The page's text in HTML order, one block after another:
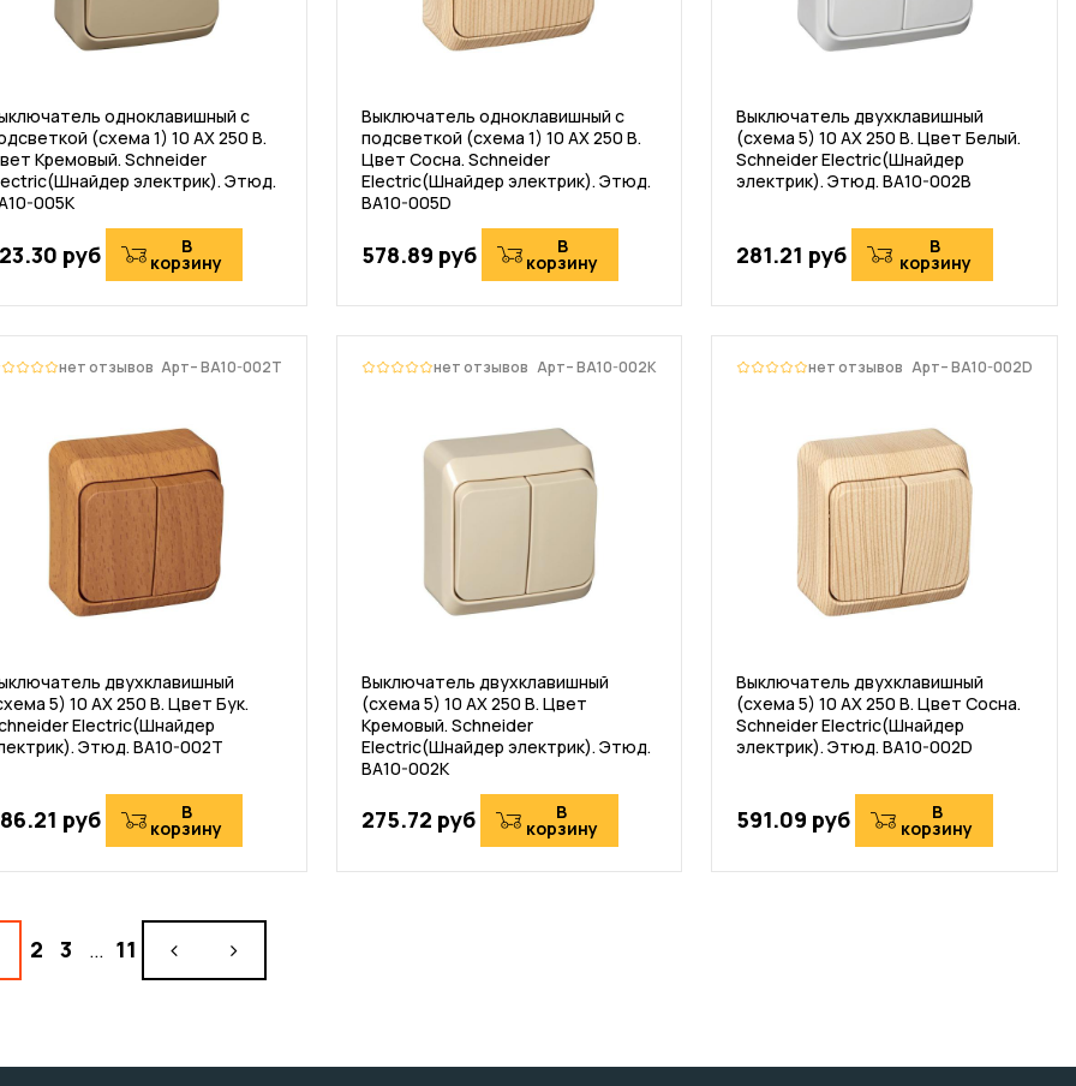
одноклавишный с
(схема 1) 10 АХ 250 В.
Кремовый. Schneider
электрик). Этюд.
005K
руб В
корзину
Выключатель одноклавишный с
подсветкой (схема 1) 10 АХ 250 В.
Цвет Сосна. Schneider
Electric(Шнайдер электрик). Этюд.
BA10-005D
578.89 руб В
корзину
Выключатель двухклавишный
(схема 5) 10 АХ 250 В. Цвет Белый.
Schneider Electric(Шнайдер
электрик). Этюд. BA10-002B
281.21 руб В
корзину
нет отзывов Арт– BA10-002T
двухклавишный
5) 10 АХ 250 В. Цвет Бук.
Electric(Шнайдер
Этюд. BA10-002T
руб В
корзину
нет отзывов Арт– BA10-002K
Выключатель двухклавишный
(схема 5) 10 АХ 250 В. Цвет
Кремовый. Schneider
Electric(Шнайдер электрик). Этюд.
BA10-002K
275.72 руб В
корзину
нет отзывов Арт– BA10-002D
Выключатель двухклавишный
(схема 5) 10 АХ 250 В. Цвет Сосна.
Schneider Electric(Шнайдер
электрик). Этюд. BA10-002D
591.09 руб В
корзину
2 3 … 11